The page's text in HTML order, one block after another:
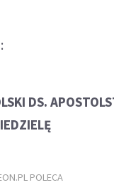
DS.
POLECA